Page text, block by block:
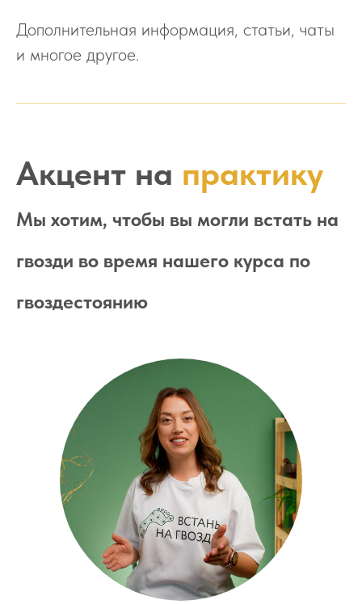
Дополнительная информация, статьи, чаты
и многое другое.
Акцент на практику
Мы хотим, чтобы вы могли встать на
гвозди во время нашего курса по
гвоздестоянию